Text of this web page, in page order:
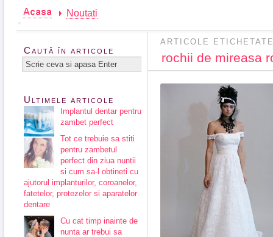
Noutati
ARTICOLE
rochii de mireasa
Caută în articole
Ultimele articole
Implantul dentar pentru
zambet perfect
Tot ce trebuie sa stiti
pentru zambetul
perfect din ziua nuntii
si cum sa-l obtineti cu
ajutorul implanturilor, coroanelor,
fatetelor, protezelor si aparatelor
dentare
Cu cat timp inainte de
nunta ar trebui sa